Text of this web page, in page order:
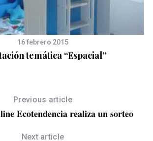
16 febrero 2015
temática “Espacial”
Previous article
Ecotendencia realiza un sorteo
Next article